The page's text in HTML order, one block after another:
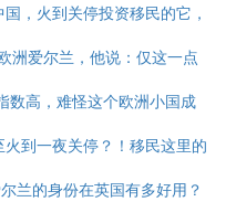
，火到关停投资移民的它，
洲爱尔兰，他说：仅这一点
数高，难怪这个欧洲小国成
到一夜关停？！移民这里的
兰的身份在英国有多好用？